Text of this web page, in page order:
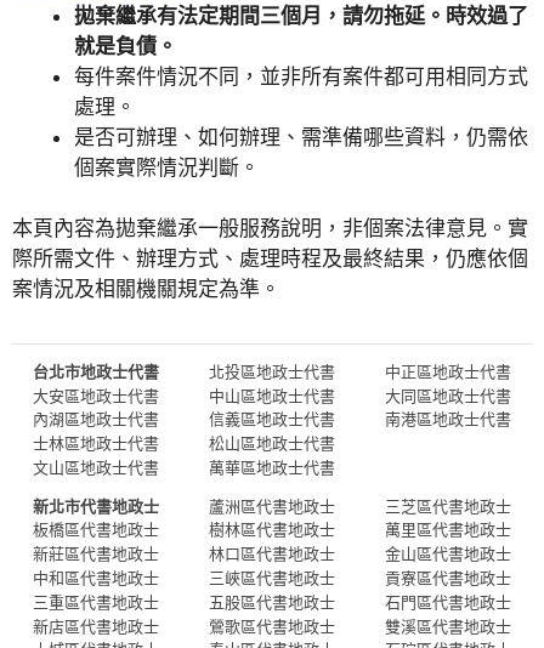
拋棄繼承有法定期間三個月，請勿拖延。時效過了
就是負債。
每件案件情況不同，並非所有案件都可用相同方式
處理。
是否可辦理、如何辦理、需準備哪些資料，仍需依
個案實際情況判斷。
本頁內容為拋棄繼承一般服務說明，非個案法律意見。實
際所需文件、辦理方式、處理時程及最終結果，仍應依個
案情況及相關機關規定為準。
台北市地政士代書
大安區地政士代書
內湖區地政士代書
士林區地政士代書
文山區地政士代書
北投區地政士代書
中山區地政士代書
信義區地政士代書
松山區地政士代書
萬華區地政士代書
中正區地政士代書
大同區地政士代書
南港區地政士代書
新北市代書地政士
板橋區代書地政士
新莊區代書地政士
中和區代書地政士
三重區代書地政士
新店區代書地政士
蘆洲區代書地政士
樹林區代書地政士
林口區代書地政士
三峽區代書地政士
五股區代書地政士
鶯歌區代書地政士
三芝區代書地政士
萬里區代書地政士
金山區代書地政士
貢寮區代書地政士
石門區代書地政士
雙溪區代書地政士